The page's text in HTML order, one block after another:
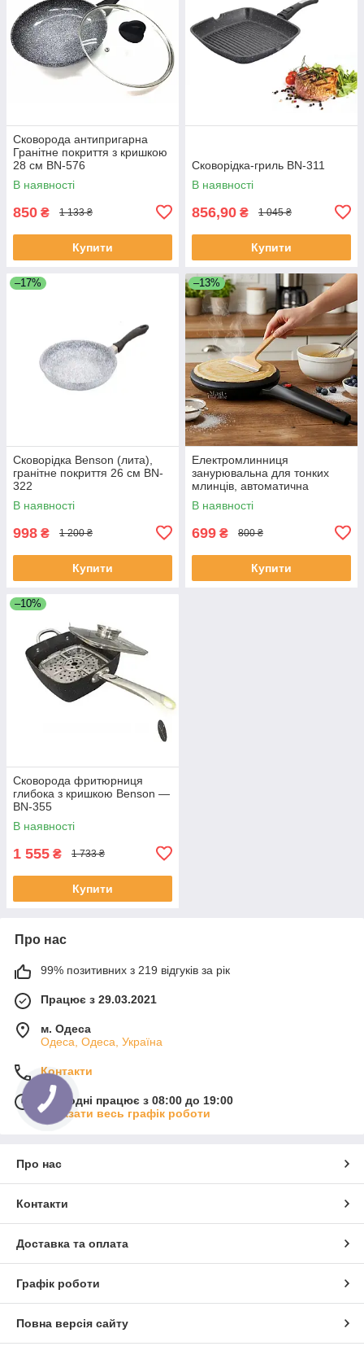
Сковорода антипригарна
Гранітне покриття з кришкою
28 см BN-576
В наявності
850 ₴ 1 133 ₴
Купити
Сковорідка-гриль BN-311
В наявності
856,90 ₴ 1 045 ₴
Купити
–17%
Сковорідка Benson (лита),
гранітне покриття 26 см BN-
322
В наявності
998 ₴ 1 200 ₴
Купити
–13%
Електромлинниця
занурювальна для тонких
млинців, автоматична
млинниця з антипригарним
покриттям, тарілка + вінчик,
В наявності
699 ₴ 800 ₴
Купити
–10%
Сковорода фритюрниця
глибока з кришкою Benson —
BN-355
В наявності
1 555 ₴ 1 733 ₴
Купити
Про нас
99% позитивних з 219 відгуків за рік
Працює з 29.03.2021
м. Одеса
Одеса, Одеса, Україна
Контакти
Сьогодні працює з 08:00 до 19:00
Показати весь графік роботи
Про нас
Контакти
Доставка та оплата
Графік роботи
Повна версія сайту